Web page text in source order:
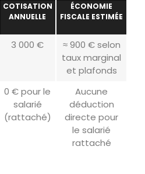
COTISATION
ANNUELLE
ÉCONOMIE
FISCALE ESTIMÉE
3 000 €
≈ 900 € selon
taux marginal
et plafonds
0 € pour le
salarié
(rattaché)
Aucune
déduction
directe pour
le salarié
rattaché